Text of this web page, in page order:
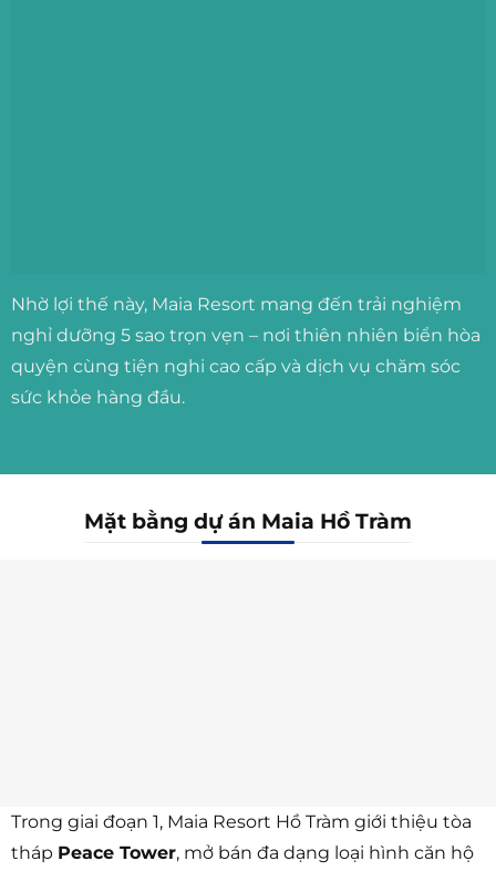
Nhờ lợi thế này, Maia Resort mang đến trải nghiệm
nghỉ dưỡng 5 sao trọn vẹn – nơi thiên nhiên biển hòa
quyện cùng tiện nghi cao cấp và dịch vụ chăm sóc
sức khỏe hàng đầu.
Mặt bằng dự án Maia Hồ Tràm
Trong giai đoạn 1, Maia Resort Hồ Tràm giới thiệu tòa
tháp Peace Tower, mở bán đa dạng loại hình căn hộ